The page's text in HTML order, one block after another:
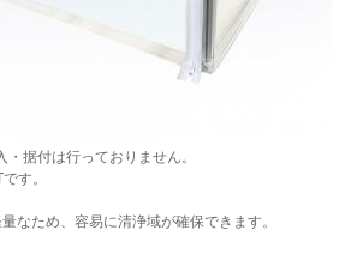
据付は行っておりません。
す。
なため、容易に清浄域が確保できます。